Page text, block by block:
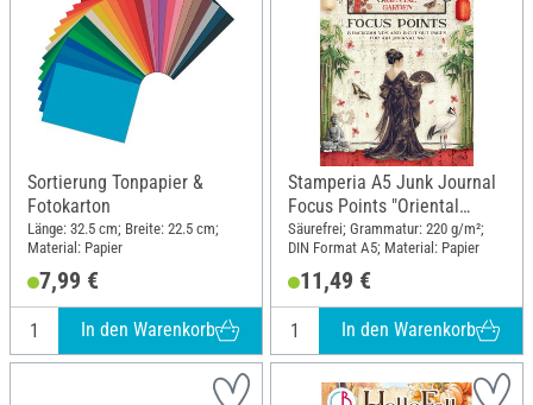
Sortierung Tonpapier &
Fotokarton
Länge: 32.5 cm; Breite: 22.5 cm;
Material: Papier
7,99 €
In den Warenkorb
Stamperia A5 Junk Journal
Focus Points "Oriental
Garden"
Säurefrei; Grammatur: 220 g/m²;
DIN Format A5; Material: Papier
11,49 €
In den Warenkorb